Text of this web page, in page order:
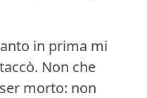
in prima mi
Non che
morto: non